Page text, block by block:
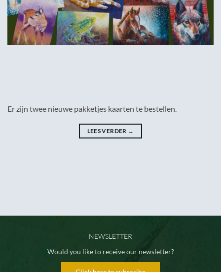
Er zijn twee nieuwe pakketjes kaarten te bestellen.
LEES VERDER →
NEWSLETTER
Would you like to receive our newsletter?